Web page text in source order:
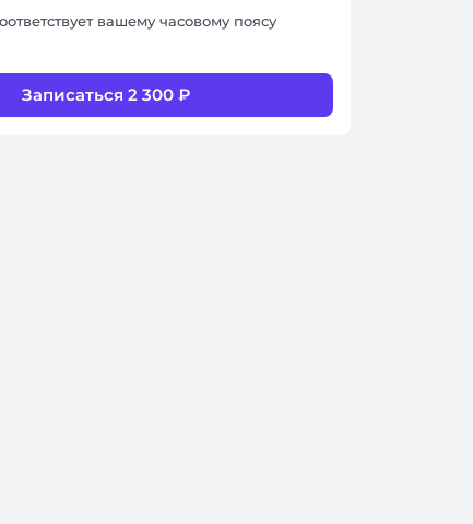
вашему часовому поясу
Записаться 2 300 ₽